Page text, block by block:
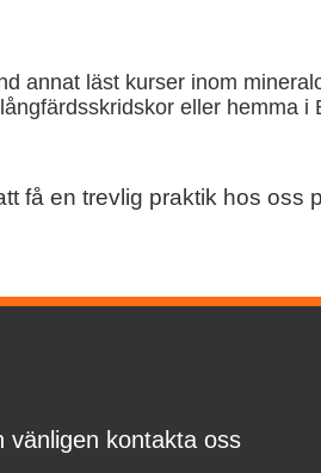
annat läst kurser inom
eller hemma i
få en trevlig praktik hos oss
vänligen kontakta oss